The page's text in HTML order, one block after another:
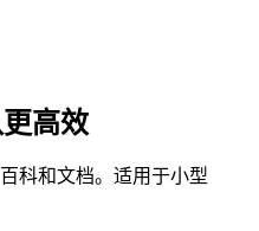
高效
科和文档。适用于小型